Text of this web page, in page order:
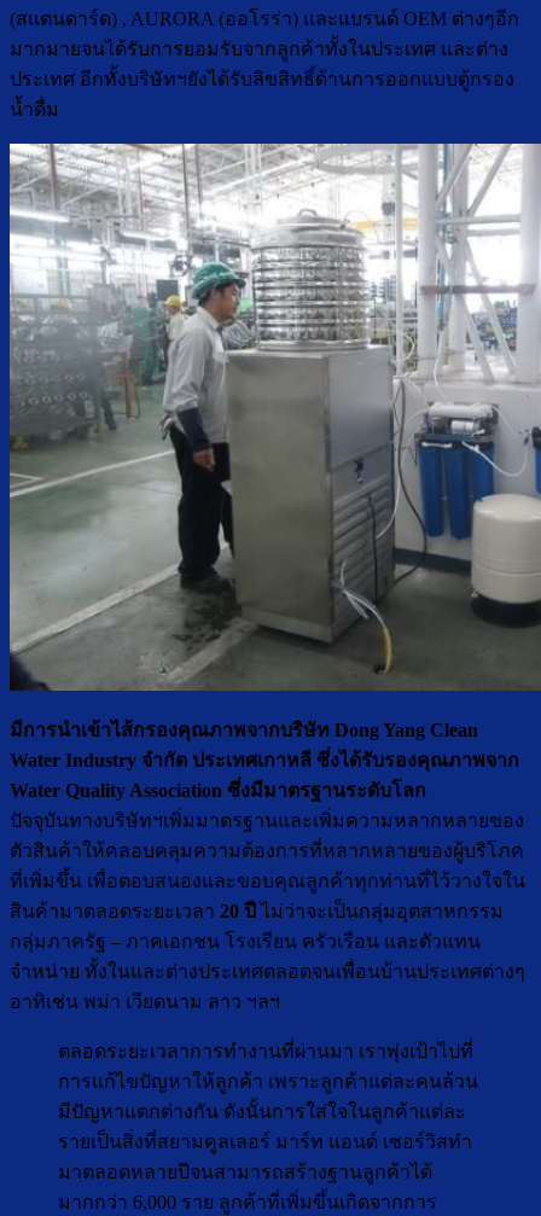
(สแตนดาร์ด) , AURORA (ออโรร่า) และแบรนด์ OEM ต่างๆอีก
มากมายจนได้รับการยอมรับจากลูกค้าทั้งในประเทศ และต่าง
ประเทศ อีกทั้งบริษัทฯยังได้รับลิขสิทธิ์ด้านการออกแบบตู้กรอง
น้ำดื่ม
มีการนำเข้าไส้กรองคุณภาพจากบริษัท Dong Yang Clean
Water Industry จำกัด ประเทศเกาหลี ซึ่งได้รับรองคุณภาพจาก
Water Quality Association ซึ่งมีมาตรฐานระดับโลก
ปัจจุบันทางบริษัทฯเพิ่มมาตรฐานและเพิ่มความหลากหลายของ
ตัวสินค้าให้คลอบคลุมความต้องการที่หลากหลายของผู้บริโภค
ที่เพิ่มขึ้น เพื่อตอบสนองและขอบคุณลูกค้าทุกท่านที่ไว้วางใจใน
สินค้ามาตลอดระยะเวลา 20 ปี ไม่ว่าจะเป็นกลุ่มอุตสาหกรรม
กลุ่มภาครัฐ – ภาคเอกชน โรงเรียน ครัวเรือน และตัวแทน
จำหน่าย ทั้งในและต่างประเทศตลอดจนเพื่อนบ้านประเทศต่างๆ
อาทิเช่น พม่า เวียดนาม ลาว ฯลฯ
ตลอดระยะเวลาการทำงานที่ผ่านมา เราพุ่งเป้าไปที่
การแก้ไขปัญหาให้ลูกค้า เพราะลูกค้าแต่ละคนล้วน
มีปัญหาแตกต่างกัน ดังนั้นการใส่ใจในลูกค้าแต่ละ
รายเป็นสิ่งที่สยามคูลเลอร์ มาร์ท แอนด์ เซอร์วิสทำ
มาตลอดหลายปีจนสามารถสร้างฐานลูกค้าได้
มากกว่า 6,000 ราย ลูกค้าที่เพิ่มขึ้นเกิดจากการ